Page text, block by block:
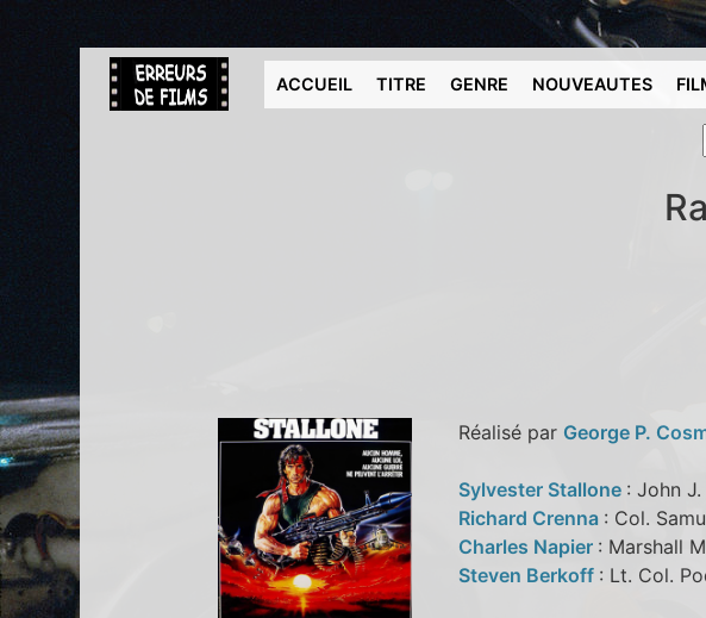
ACCUEIL TITRE GENRE NOUVEAUTES
Réalisé par George P.
Sylvester Stallone : John
Richard Crenna : Col.
Charles Napier : Marshall
Steven Berkoff : Lt. Col.